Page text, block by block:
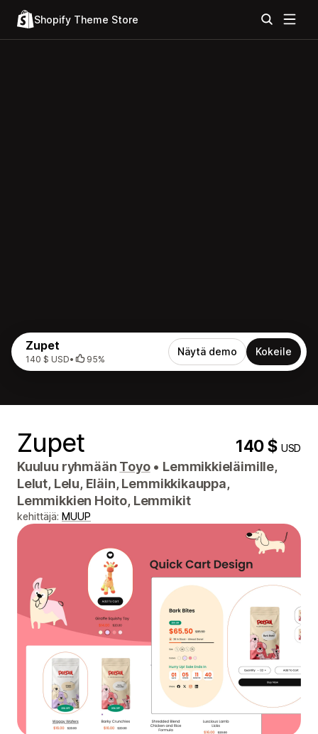
Shopify Theme Store
Zupet
140 $ USD• 95%
Näytä demo Kokeile
Zupet 140 $USD
Kuuluu ryhmään Toyo • Lemmikkieläimille,
Lelut, Lelu, Eläin, Lemmikkikauppa,
Lemmikkien Hoito, Lemmikit
kehittäjä: MUUP